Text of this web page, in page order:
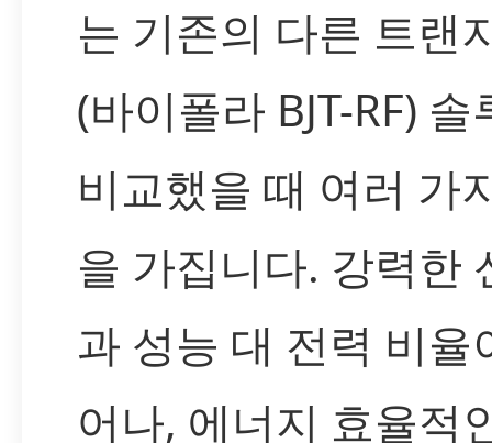
는 기존의 다른 트랜
(바이폴라 BJT-RF)
비교했을 때 여러 가
을 가집니다. 강력한
과 성능 대 전력 비율
어나, 에너지 효율적